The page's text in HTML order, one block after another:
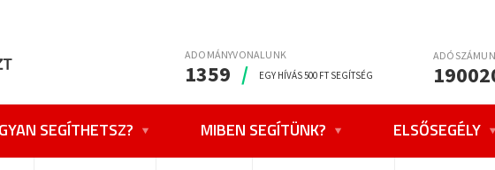
ADOMÁNYVONALUNK
1359 / EGY HÍVÁS 500 FT SEGÍTSÉG
SEGÍTHETSZ? MIBEN SEGÍTÜNK? ELSŐSEGÉLY